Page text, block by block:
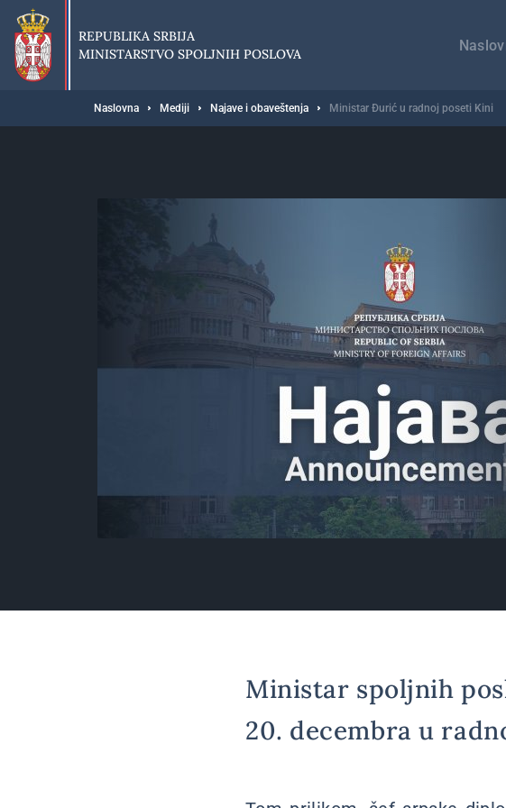
Preskoči
glavni
deo
sadržaja
REPUBLIKA SRBIJA
MINISTARSTVO SPOLJNIH POSLOVA
Breadcrumb
Naslovna Mediji Najave i obaveštenja Ministar Đurić u radnoj poseti Kini
Ministar spoljnih
20. decembra u